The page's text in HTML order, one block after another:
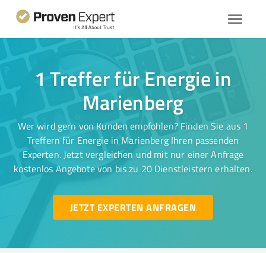
1 Treffer für Energie in
Marienberg
Wer wird gern von Kunden empfohlen? Finden Sie aus 1
Treffern für Energie in Marienberg Ihren passenden
Experten. Jetzt vergleichen und mit nur einer Anfrage
kostenlos Angebote von bis zu 20 Dienstleistern erhalten.
JETZT EXPERTEN ANFRAGEN